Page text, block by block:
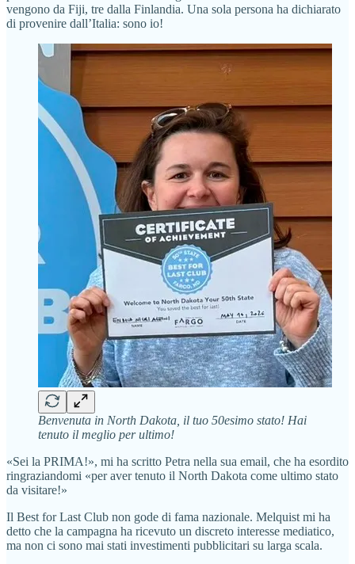
vengono da Fiji, tre dalla Finlandia. Una sola persona ha dichiarato
di provenire dall’Italia: sono io!
Benvenuta in North Dakota, il tuo 50esimo stato! Hai
tenuto il meglio per ultimo!
«Sei la PRIMA!», mi ha scritto Petra nella sua email, che ha esordito
ringraziandomi «per aver tenuto il North Dakota come ultimo stato
da visitare!»
Il Best for Last Club non gode di fama nazionale. Melquist mi ha
detto che la campagna ha ricevuto un discreto interesse mediatico,
ma non ci sono mai stati investimenti pubblicitari su larga scala.